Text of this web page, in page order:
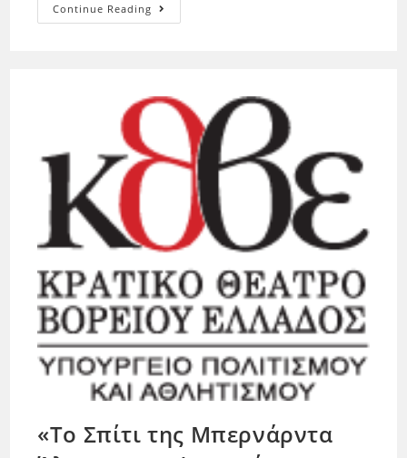
Continue Reading
«Το Σπίτι της Μπερνάρντα